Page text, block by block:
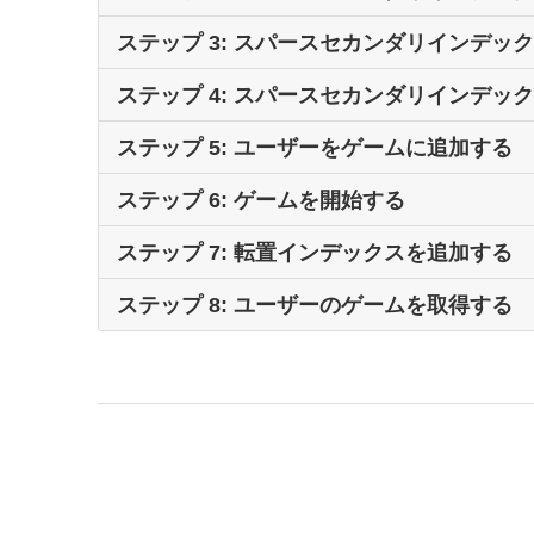
ステップ 2: スパースセカンダリインデ
セカンダリインデックスを作成することは、テーブルを
リプトファイルがあります。そのファイルの内容は次のと
ステップ 3: スパースセカンダリインデッ
ステップ 3: スパースセカンダリインデ
セカンダリインデックスを使用するには、QueryとScan
は、HASHキーを指定することなく、操作がテーブル全体
れません。テーブルに大量のデータがある場合、スキャ
ルになる理由を示します。
されているため、ターゲットを絞ったクエリを実行して
ステップ 4: スパースセカンダリインデッ
ステップ 4: スパースセカンダリインデ
でゲームをプレイするプレイヤーもいることでしょう。
一般に、DynamoDB は必要なエンティティを正確に取
は、テーブル全体のエンティティのランダムコレクショ
このユースケースでは、Scanがうまく機能します。仕組
ステップ 5: ユーザーをゲームに追加する
ステップ 5: ユーザーをゲームに追加する
新しいユーザーをゲームに追加するとき、次のことが必
ゲームの参加しているプレイヤーが 50 人に達してい
新しいUserGameMappingエンティティを作成して、
属性をインクリメント
ステップ 6: ゲームを開始する
ステップ 6: ゲームを開始する
アプリケーションバックエンドがゲームを開始するリク
リクエスト元のユーザーはゲームの作成者である。
でこれらの各チェ
ステップ 7: 転置インデックスを追加する
ステップ 7: 転置インデックスを追加する
ステップ 8: ユーザーのゲームを取得する